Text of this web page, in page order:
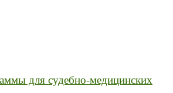
для судебно-медицинских